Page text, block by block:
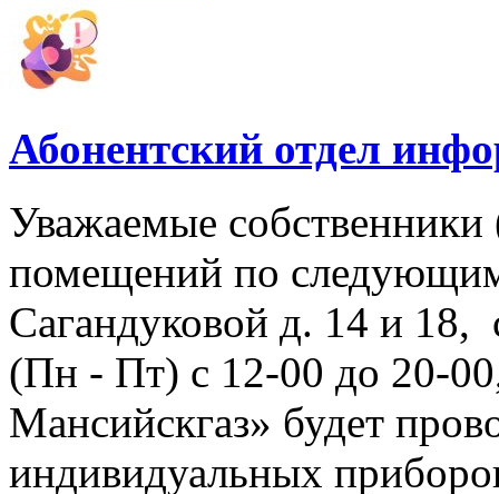
Абонентский отдел
Уважаемые
помещений по
Сагандуковой д. 14 и 18,
(Пн - Пт) с 12-00 до 20-
Мансийскгаз» будет
индивидуальных